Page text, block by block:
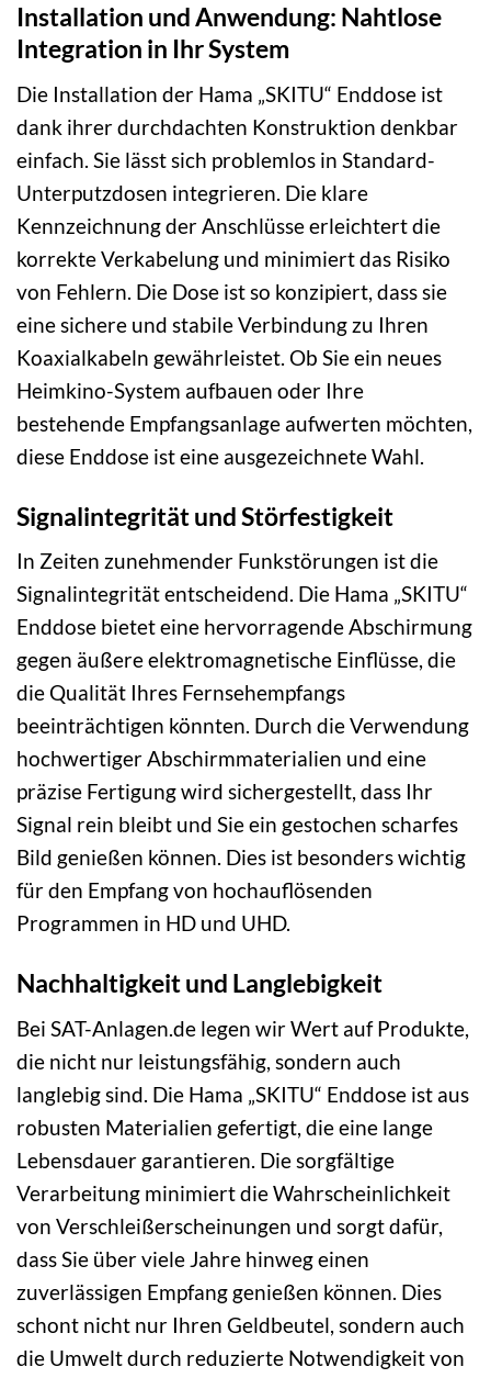
Installation und Anwendung: Nahtlose
Integration in Ihr System
Die Installation der Hama „SKITU“ Enddose ist
dank ihrer durchdachten Konstruktion denkbar
einfach. Sie lässt sich problemlos in Standard-
Unterputzdosen integrieren. Die klare
Kennzeichnung der Anschlüsse erleichtert die
korrekte Verkabelung und minimiert das Risiko
von Fehlern. Die Dose ist so konzipiert, dass sie
eine sichere und stabile Verbindung zu Ihren
Koaxialkabeln gewährleistet. Ob Sie ein neues
Heimkino-System aufbauen oder Ihre
bestehende Empfangsanlage aufwerten möchten,
diese Enddose ist eine ausgezeichnete Wahl.
Signalintegrität und Störfestigkeit
In Zeiten zunehmender Funkstörungen ist die
Signalintegrität entscheidend. Die Hama „SKITU“
Enddose bietet eine hervorragende Abschirmung
gegen äußere elektromagnetische Einflüsse, die
die Qualität Ihres Fernsehempfangs
beeinträchtigen könnten. Durch die Verwendung
hochwertiger Abschirmmaterialien und eine
präzise Fertigung wird sichergestellt, dass Ihr
Signal rein bleibt und Sie ein gestochen scharfes
Bild genießen können. Dies ist besonders wichtig
für den Empfang von hochauflösenden
Programmen in HD und UHD.
Nachhaltigkeit und Langlebigkeit
Bei SAT-Anlagen.de legen wir Wert auf Produkte,
die nicht nur leistungsfähig, sondern auch
langlebig sind. Die Hama „SKITU“ Enddose ist aus
robusten Materialien gefertigt, die eine lange
Lebensdauer garantieren. Die sorgfältige
Verarbeitung minimiert die Wahrscheinlichkeit
von Verschleißerscheinungen und sorgt dafür,
dass Sie über viele Jahre hinweg einen
zuverlässigen Empfang genießen können. Dies
schont nicht nur Ihren Geldbeutel, sondern auch
die Umwelt durch reduzierte Notwendigkeit von